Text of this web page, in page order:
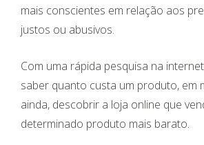
mais conscientes em relação aos
justos ou abusivos.
Com uma rápida pesquisa na
saber quanto custa um produto, em
ainda, descobrir a loja online que
determinado produto mais barato.